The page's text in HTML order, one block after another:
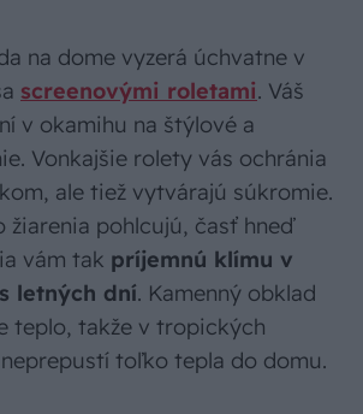
na dome vyzerá úchvatne v
screenovými roletami. Váš
v okamihu na štýlové a
Vonkajšie rolety vás ochránia
ale tiež vytvárajú súkromie.
žiarenia pohlcujú, časť hneď
vám tak príjemnú klímu v
letných dní. Kamenný obklad
teplo, takže v tropických
toľko tepla do domu.